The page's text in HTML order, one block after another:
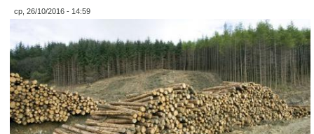
ср, 26/10/2016 - 14:59